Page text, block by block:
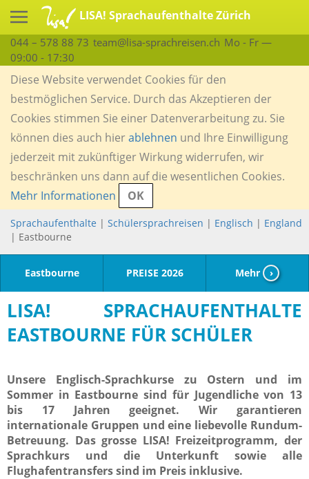
LISA! Sprachaufenthalte Zürich
044 – 578 88 73 team@lisa-sprachreisen.ch Mo - Fr —
09:00 - 17:30
Diese Website verwendet Cookies für den
bestmöglichen Service. Durch das Akzeptieren der
Cookies stimmen Sie einer Datenverarbeitung zu. Sie
können dies auch hierablehnen und Ihre Einwilligung
jederzeit mit zukünftiger Wirkung widerrufen, wir
beschränken uns dann auf die wesentlichen Cookies.
Mehr Informationen
OK
Sprachaufenthalte | Schülersprachreisen | Englisch | England
| Eastbourne
Eastbourne PREISE 2026 Mehr ›
LISA! SPRACHAUFENTHALTE
EASTBOURNE FÜR SCHÜLER
Unsere Englisch-Sprachkurse zu Ostern und im
Sommer in Eastbourne sind für Jugendliche von 13
bis 17 Jahren geeignet. Wir garantieren
internationale Gruppen und eine liebevolle Rundum-
Betreuung. Das grosse LISA! Freizeitprogramm, der
Sprachkurs und die Unterkunft sowie alle
Flughafentransfers sind im Preis inklusive.